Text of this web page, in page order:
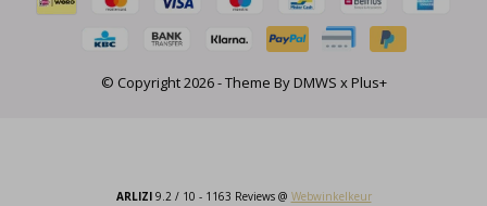
© Copyright2026- Theme ByDMWS xPlus+
ARLIZI9.2/ 10 - 1163 Reviews @ Webwinkelkeur